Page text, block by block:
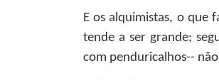
E os alquimistas, o que
tende a ser grande;
com penduricalhos--